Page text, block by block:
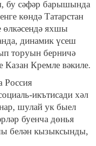
бу сәфәр барышында
көндә Татарстан
өлкәсендә яхшы
динамик үсеш
торуын берничә
Казан Кремле вәкиле.
икътисади хәл
шулай ук быел
буенча дөнья
белән кызыксынды,